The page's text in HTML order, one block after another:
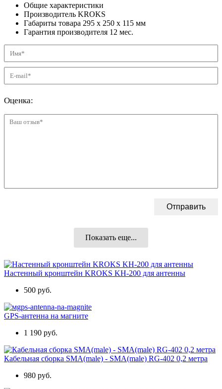
Общие характеристики
Производитель KROKS
Габариты товара 295 x 250 x 115 мм
Гарантия производителя 12 мес.
Показать еще...
Настенный кронштейн KROKS KH-200 для антенны
500 руб.
GPS-антенна на магните
1 190 руб.
Кабельная сборка SMA(male) - SMA(male) RG-402 0,2 метра
980 руб.